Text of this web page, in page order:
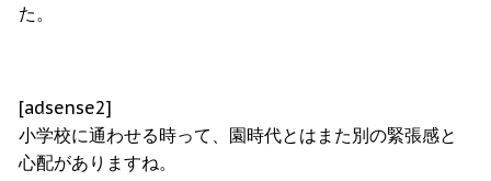
た。
[adsense2]
小学校に通わせる時って、園時代とはまた別の緊張感と
心配がありますね。